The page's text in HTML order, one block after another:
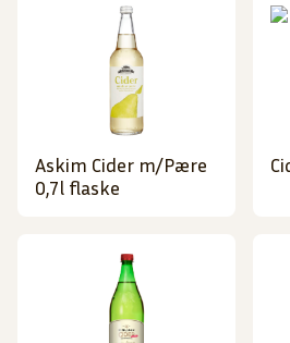
Askim Cider m/Pære
0,7l flaske